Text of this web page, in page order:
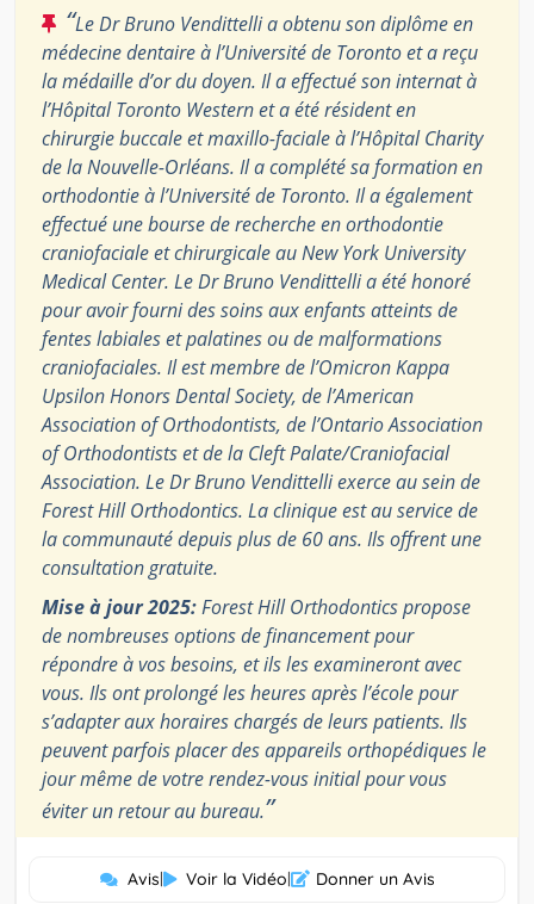
“Le Dr Bruno Vendittelli a obtenu son diplôme en
médecine dentaire à l’Université de Toronto et a reçu
la médaille d’or du doyen. Il a effectué son internat à
l’Hôpital Toronto Western et a été résident en
chirurgie buccale et maxillo-faciale à l’Hôpital Charity
de la Nouvelle-Orléans. Il a complété sa formation en
orthodontie à l’Université de Toronto. Il a également
effectué une bourse de recherche en orthodontie
craniofaciale et chirurgicale au New York University
Medical Center. Le Dr Bruno Vendittelli a été honoré
pour avoir fourni des soins aux enfants atteints de
fentes labiales et palatines ou de malformations
craniofaciales. Il est membre de l’Omicron Kappa
Upsilon Honors Dental Society, de l’American
Association of Orthodontists, de l’Ontario Association
of Orthodontists et de la Cleft Palate/Craniofacial
Association. Le Dr Bruno Vendittelli exerce au sein de
Forest Hill Orthodontics. La clinique est au service de
la communauté depuis plus de 60 ans. Ils offrent une
consultation gratuite.
Mise à jour 2025:Forest Hill Orthodontics propose
de nombreuses options de financement pour
répondre à vos besoins, et ils les examineront avec
vous. Ils ont prolongé les heures après l’école pour
s’adapter aux horaires chargés de leurs patients. Ils
peuvent parfois placer des appareils orthopédiques le
jour même de votre rendez-vous initial pour vous
éviter un retour au bureau.”
Avis| Voir la Vidéo| Donner un Avis